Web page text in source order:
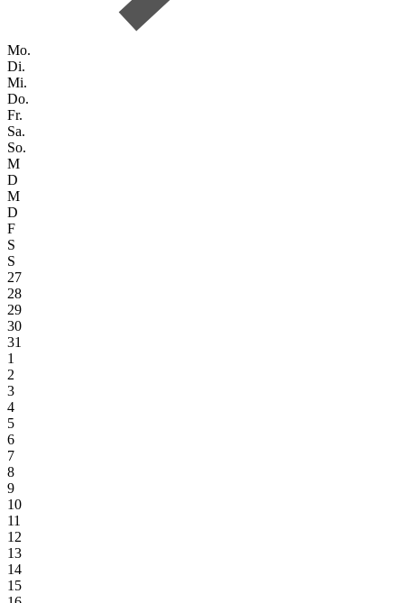
Mo.
Di.
Mi.
Do.
Fr.
Sa.
So.
M
D
M
D
F
S
S
27
28
29
30
31
1
2
3
4
5
6
7
8
9
10
11
12
13
14
15